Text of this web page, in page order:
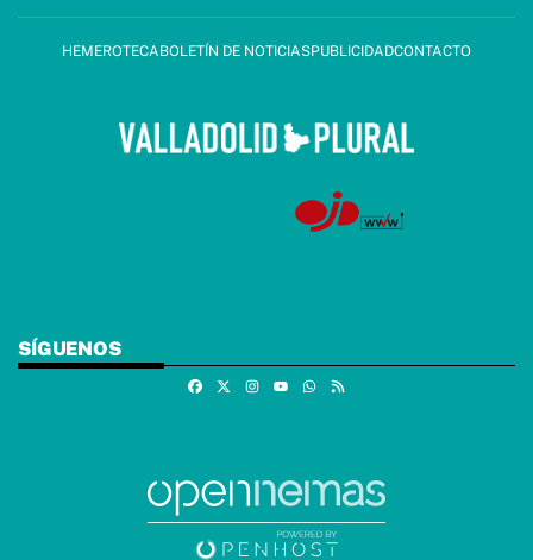
HEMEROTECABOLETÍN DE NOTICIASPUBLICIDADCONTACTO
SÍGUENOS
FacebookInstagramWhatsapp